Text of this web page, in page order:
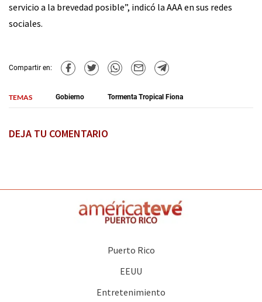
servicio a la brevedad posible”, indicó la AAA en sus redes
sociales.
Compartir en:
TEMAS Gobierno Tormenta Tropical Fiona
DEJA TU COMENTARIO
Puerto Rico
EEUU
Entretenimiento